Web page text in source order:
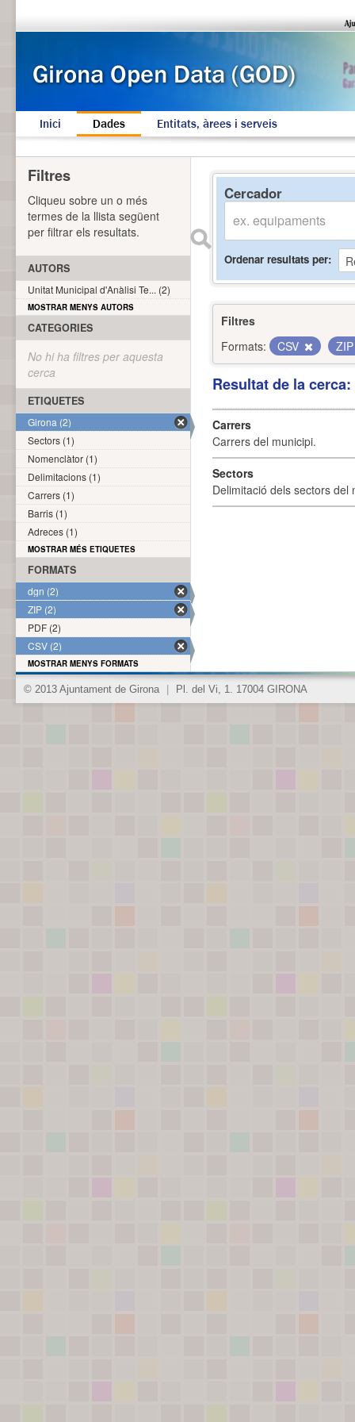
Inici Dades Entitats, àrees i serveis
Cercador
Ordenar resultats per
Filtres
Formats:
CSV
Resultat de la
Carrers
Carrers del municipi.
Sectors
Delimitació dels sectors del
Filtres
Cliqueu sobre un o més
termes de la llista següent
per filtrar els resultats.
AUTORS
Unitat Municipal d'Anàlisi Te... (2)
MOSTRAR MENYS AUTORS
CATEGORIES
No hi ha filtres per aquesta
cerca
ETIQUETES
Girona (2)
Sectors (1)
Nomenclàtor (1)
Delimitacions (1)
Carrers (1)
Barris (1)
Adreces (1)
MOSTRAR MÉS ETIQUETES
FORMATS
dgn (2)
ZIP (2)
PDF (2)
CSV (2)
MOSTRAR MENYS FORMATS
© 2013 Ajuntament de Girona Pl. del Vi, 1. 17004 GIRONA